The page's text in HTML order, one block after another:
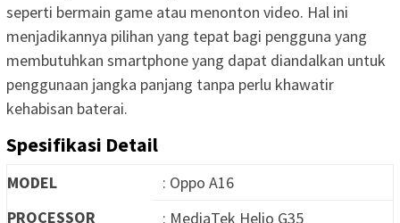
seperti bermain game atau menonton video. Hal ini
menjadikannya pilihan yang tepat bagi pengguna yang
membutuhkan smartphone yang dapat diandalkan untuk
penggunaan jangka panjang tanpa perlu khawatir
kehabisan baterai.
Spesifikasi Detail
MODEL
: Oppo A16
PROCESSOR
: MediaTek Helio G35